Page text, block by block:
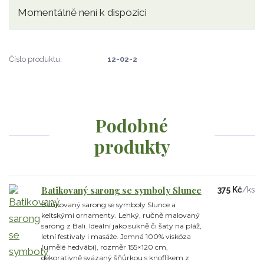
Momentálně není k dispozici
Číslo produktu: 12-02-2
Podobné
produkty
Batikovaný sarong se symboly Slunce
Batikovaný sarong se symboly Slunce a
keltskými ornamenty. Lehký, ručně malovaný
sarong z Bali. Ideální jako sukně či šaty na pláž,
letní festivaly i masáže. Jemná 100% viskóza
(umělé hedvábí), rozměr 155×120 cm,
dekorativně svázaný šňůrkou s knoflíkem z
375 Kč/ks